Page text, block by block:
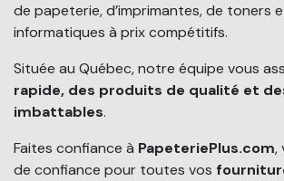
de papeterie, d’imprimantes, de toners
informatiques à prix compétitifs.
Située au Québec, notre équipe vous
rapide, des produits de qualité et
imbattables.
Faites confiance à PapeteriePlus.com,
de confiance pour toutes vos